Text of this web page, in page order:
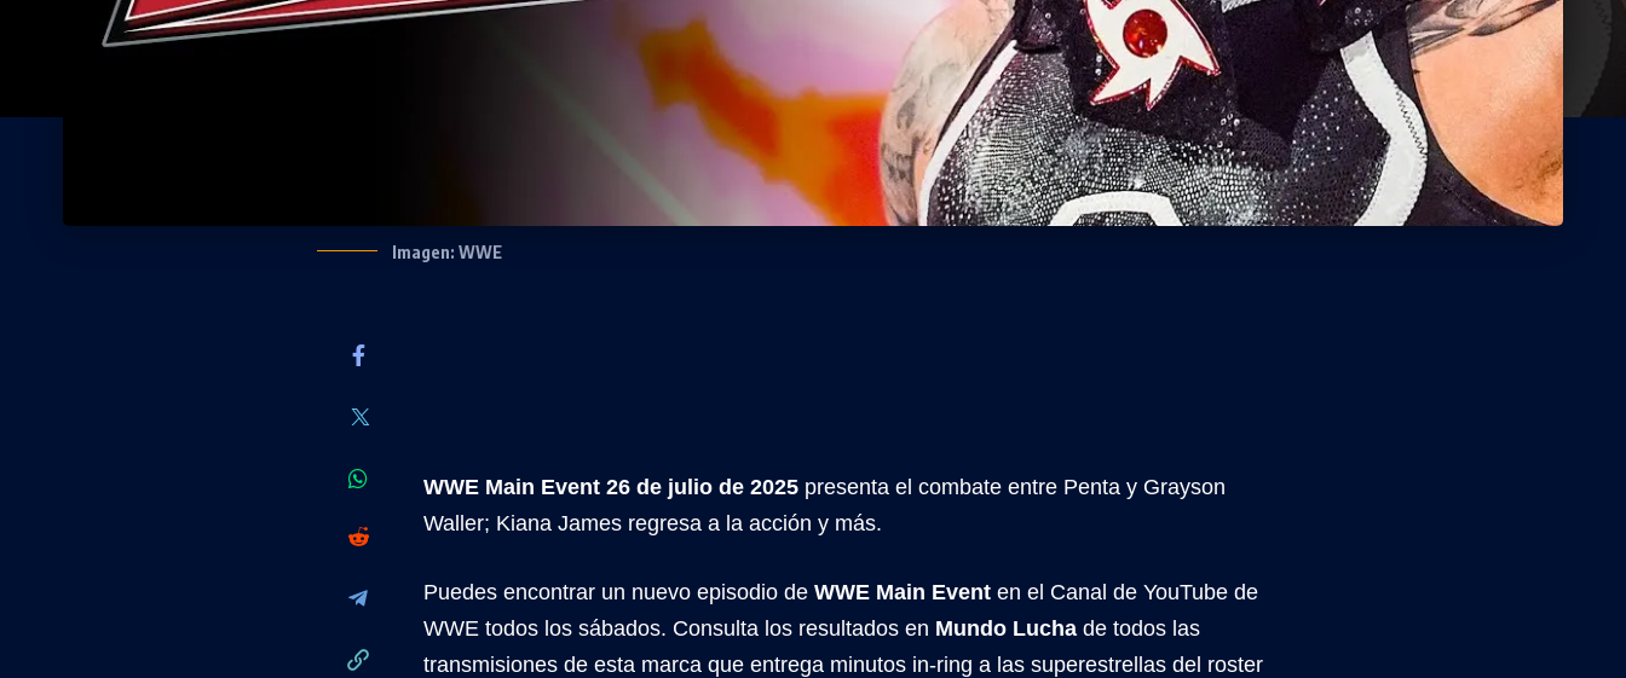
Imagen: WWE
WWE Main Event 26 de julio de 2025 presenta el combate entre Penta y Grayson
Waller; Kiana James regresa a la acción y más.
Puedes encontrar un nuevo episodio de WWE Main Event en el Canal de YouTube de
WWE todos los sábados. Consulta los resultados en Mundo Lucha de todos las
transmisiones de esta marca que entrega minutos in-ring a las superestrellas del roster